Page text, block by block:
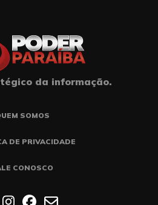
da informação.
SOMOS
DE PRIVACIDADE
CONOSCO